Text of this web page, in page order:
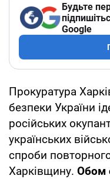
Будьте
Google
Прокуратура
безпеки України
російських
українських
спроби
Харківщину. Обом